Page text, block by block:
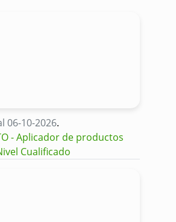
06-10-2026.
- Aplicador de productos
Cualificado